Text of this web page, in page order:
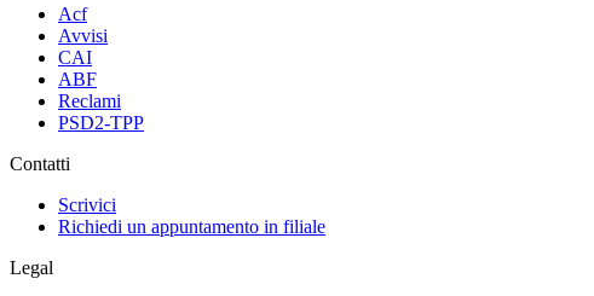
Acf
Avvisi
CAI
ABF
Reclami
PSD2-TPP
Contatti
Scrivici
Richiedi un appuntamento in filiale
Legal